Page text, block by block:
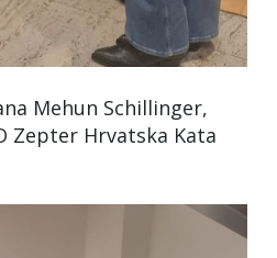
Mehun Schillinger,
Zepter Hrvatska Kata